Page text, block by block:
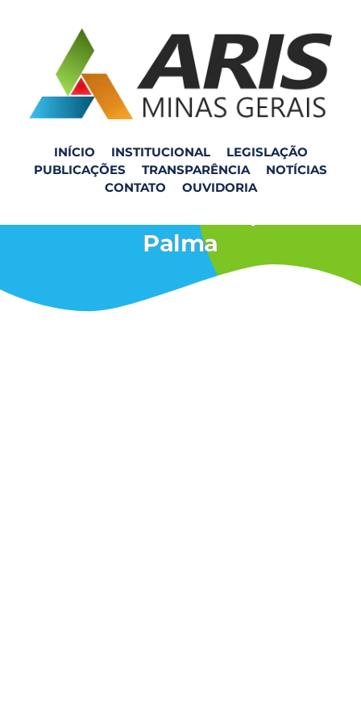
INÍCIO INSTITUCIONAL
LEGISLAÇÃO
PUBLICAÇÕES
TRANSPARÊNCIA
NOTÍCIAS
CONTATO
OUVIDORIA
Visita Diagnóstico dos
Palma